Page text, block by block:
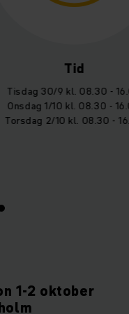
9 kl. 08.30 - 16.00
1/10 kl. 08.30 - 16.00
2/10 kl. 08.30 - 16.00
1-2 oktober